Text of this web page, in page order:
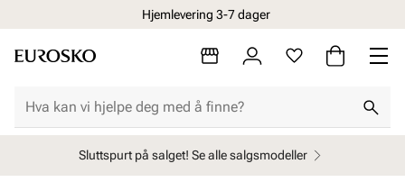
Hjemlevering 3-7 dager
Sluttspurt på salget! Se alle salgsmodeller